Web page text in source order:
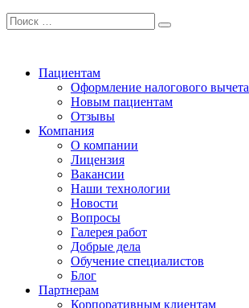
Search
for:
Search
Пациентам
Оформление налогового вычета
Новым пациентам
Отзывы
Компания
О компании
Лицензия
Вакансии
Наши технологии
Новости
Вопросы
Галерея работ
Добрые дела
Обучение специалистов
Блог
Партнерам
Корпоративным клиентам